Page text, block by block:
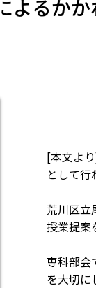
よるか
[本文よ
として行
荒川区
授業提案
専科部会
を大切に